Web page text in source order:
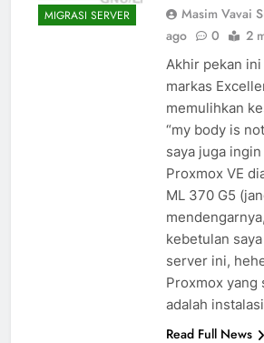
MIGRASI SERVER
Masim Vavai
ago
0 2
Akhir pekan
markas
memulihkan
“my body is
saya juga
Proxmox VE
ML 370 G5
kebetulan
server ini,
Proxmox yang
adalah
Read Full News